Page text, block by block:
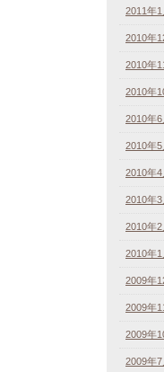
2011年
2010年
2010年
2010年
2010年
2010年
2010年
2010年
2010年
2010年
2009年
2009年
2009年
2009年